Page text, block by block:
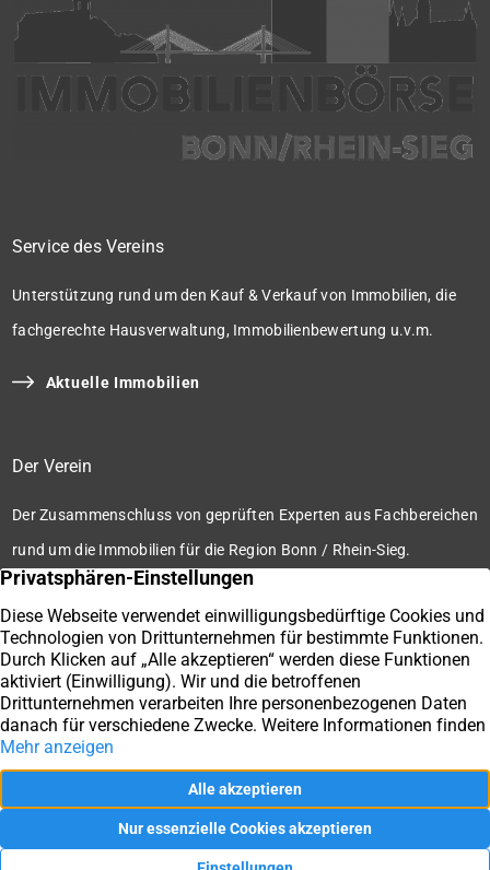
Der Verein
Der Zusammenschluss von geprüften Experten aus Fachbereichen
rund um die Immobilien für die Region Bonn / Rhein-Sieg.
Service des Vereins
Unterstützung rund um den Kauf & Verkauf von Immobilien, die
fachgerechte Hausverwaltung, Immobilienbewertung u.v.m.
Aktuelle Immobilien
Ihre Immobilienmakler der Immobilienbörse Bonn / Rhein-